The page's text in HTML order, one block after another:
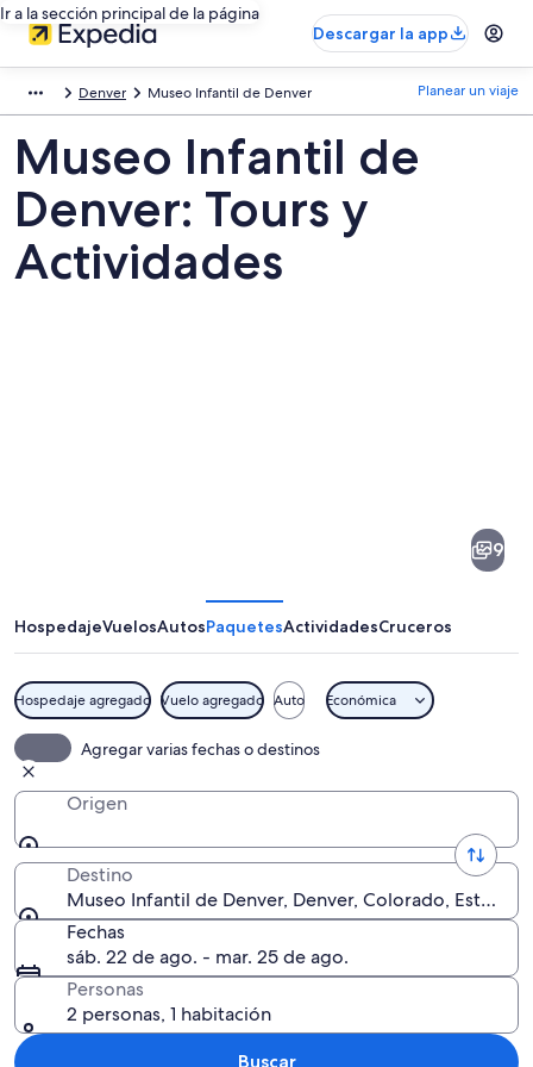
Ir a la sección principal de la página
Descargar la app
Denver Museo Infantil de Denver Planear un viaje
Museo Infantil de
Denver: Tours y
Actividades
Denver
9
HospedajeVuelosAutosPaquetesActividadesCruceros
Hospedaje agregado Vuelo agregado Auto Económica
Agregar varias fechas o destinos
Origen
Destino
Museo Infantil de Denver, Denver, Colorado, Estados
Fechas
sáb. 22 de ago. - mar. 25 de ago.
Personas
2 personas, 1 habitación
Buscar